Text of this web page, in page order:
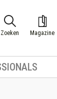
Zoeken Magazine